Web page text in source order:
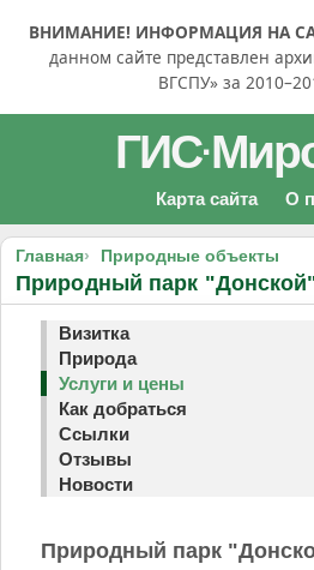
ВНИМАНИЕ! ИНФОРМАЦИЯ НА
данном сайте представлен
ВГСПУ» за
ГИС·
Карта сайта О
Главная Природные объекты
Природный парк
Визитка
Природа
Услуги и цены
Как добраться
Ссылки
Отзывы
Новости
Природный парк